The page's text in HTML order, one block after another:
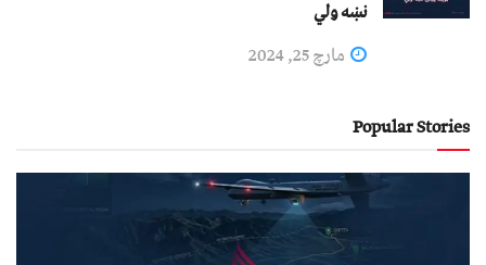
نښه ولي
مارچ 25, 2024
Popular Stories